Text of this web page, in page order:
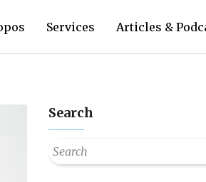
Services Articles &
Search